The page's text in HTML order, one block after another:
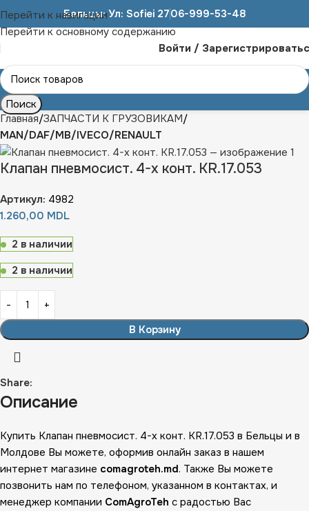
Перейти к навигации
Перейти к основному содержанию
Бельцы: Ул: Sofiei 2706-999-53-48
Войти /
Поиск
Главная ЗАПЧАСТИ К ГРУЗОВИКАМ
MAN/DAF/MB/IVECO/RENAULT
Клапан пневмосист. 4-х конт. KR.17.053
Артикул: 4982
1.260,00 MDL
2 в наличии
2 в наличии
В Корзину
Share:
Описание
Купить Клапан пневмосист. 4-х конт. KR.17.053 в Бельцы и в
Молдове Вы можете, оформив онлайн заказ в нашем
интернет магазине comagroteh.md. Также Вы можете
позвонить нам по телефоном, указанном в контактах, и
менеджер компании ComAgroTeh с радостью Вас